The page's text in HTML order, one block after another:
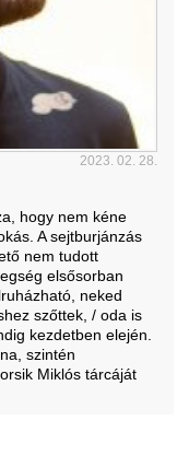
2023. 02. 28.
hogy nem kéne
A sejtburjánzás
nem tudott
elsősorban
neked
szőttek, / oda is
kezdetben elején.
szintén
Miklós tárcáját